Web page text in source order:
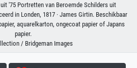
'75 Portretten van Beroemde Schilders uit
in Londen, 1817 · James Girtin. Beschikbaar
aquarelkarton, ongecoat papier of Japans
papier.
/ Bridgeman Images